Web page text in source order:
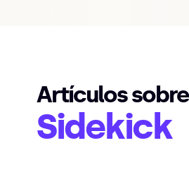
Artículos sobre
Sidekick